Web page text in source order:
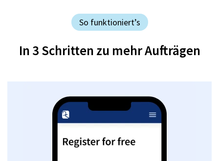
So funktioniert’s
In 3 Schritten zu mehr Aufträgen